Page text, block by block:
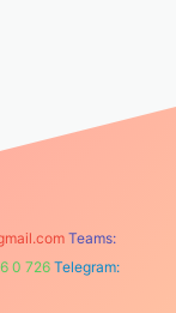
Teams:
0 726 Telegram: